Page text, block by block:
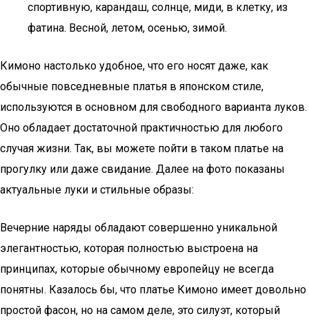
спортивную, карандаш, солнце, миди, в клетку, из
фатина. Весной, летом, осенью, зимой.
Кимоно настолько удобное, что его носят даже, как
обычные повседневные платья в японском стиле,
используются в основном для свободного варианта луков.
Оно обладает достаточной практичностью для любого
случая жизни. Так, вы можете пойти в таком платье на
прогулку или даже свидание. Далее на фото показаны
актуальные луки и стильные образы:
Вечерние наряды обладают совершенно уникальной
элегантностью, которая полностью выстроена на
принципах, которые обычному европейцу не всегда
понятны. Казалось бы, что платье Кимоно имеет довольно
простой фасон, но на самом деле, это силуэт, который